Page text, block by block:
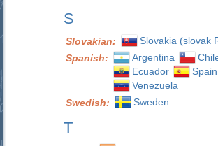
S
Slovakian:
Slovakia (slovak
Spanish:
Argentina
Ecuador
Spain
Venezuela
Swedish:
Sweden
T